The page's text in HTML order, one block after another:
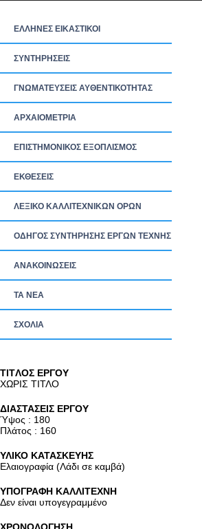
ΕΛΛΗΝΕΣ ΕΙΚΑΣΤΙΚΟΙ
ΣΥΝΤΗΡΗΣΕΙΣ
ΓΝΩΜΑΤΕΥΣΕΙΣ ΑΥΘΕΝΤΙΚΟΤΗΤΑΣ
ΑΡΧΑΙΟΜΕΤΡΙΑ
ΕΠΙΣΤΗΜΟΝΙΚΟΣ ΕΞΟΠΛΙΣΜΟΣ
ΕΚΘΕΣΕΙΣ
ΛΕΞΙΚΟ ΚΑΛΛΙΤΕΧΝΙΚΩΝ ΟΡΩΝ
ΟΔΗΓΟΣ ΣΥΝΤΗΡΗΣΗΣ ΕΡΓΩΝ ΤΕΧΝΗΣ
ΑΝΑΚΟΙΝΩΣΕΙΣ
ΤΑ ΝEΑ
ΣΧΟΛΙΑ
TITΛΟΣ ΕΡΓΟΥ
ΧΩΡΙΣ ΤΙΤΛΟ
ΔΙΑΣΤΑΣΕΙΣ ΕΡΓΟΥ
Ύψος : 180
Πλάτος : 160
ΥΛΙΚΟ ΚΑΤΑΣΚΕΥΗΣ
Ελαιογραφία (Λάδι σε καμβά)
ΥΠΟΓΡΑΦΗ ΚΑΛΛΙΤΕΧΝΗ
Δεν είναι υπογεγραμμένο